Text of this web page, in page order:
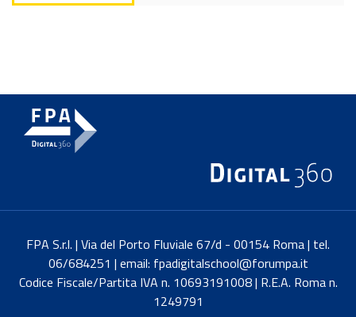
FPA S.r.l. | Via del Porto Fluviale 67/d - 00154 Roma | tel.
06/684251 | email: fpadigitalschool@forumpa.it
Codice Fiscale/Partita IVA n. 10693191008 | R.E.A. Roma n.
1249791